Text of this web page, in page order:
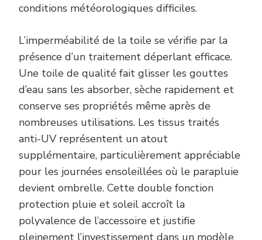
conditions météorologiques difficiles.
L’imperméabilité de la toile se vérifie par la
présence d’un traitement déperlant efficace.
Une toile de qualité fait glisser les gouttes
d’eau sans les absorber, sèche rapidement et
conserve ses propriétés même après de
nombreuses utilisations. Les tissus traités
anti-UV représentent un atout
supplémentaire, particulièrement appréciable
pour les journées ensoleillées où le parapluie
devient ombrelle. Cette double fonction
protection pluie et soleil accroît la
polyvalence de l’accessoire et justifie